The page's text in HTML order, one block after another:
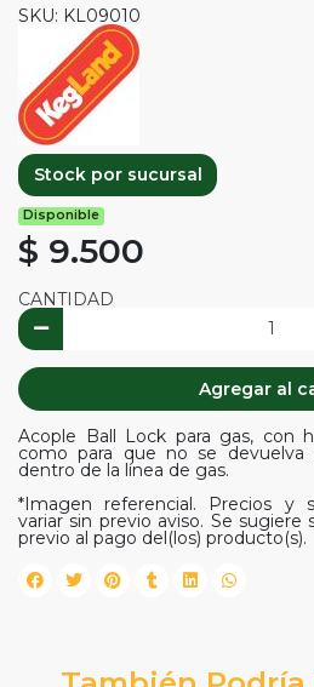
SKU: KL09010
Stock por sucursal
Disponible
$ 9.500
CANTIDAD
Agregar al
Acople Ball Lock para gas, con
como para que no se devuelva
dentro de la línea de gas.
*Imagen referencial. Precios y
variar sin previo aviso. Se sugiere
previo al pago del(los) producto(s).